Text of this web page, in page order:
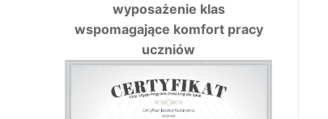
wyposażenie klas
wspomagające komfort pracy
uczniów